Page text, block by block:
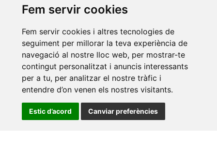
Fem servir cookies
Fem servir cookies i altres tecnologies de
seguiment per millorar la teva experiència de
navegació al nostre lloc web, per mostrar-te
contingut personalitzat i anuncis interessants
per a tu, per analitzar el nostre tràfic i
entendre d’on venen els nostres visitants.
Estic d’acord Canviar preferències